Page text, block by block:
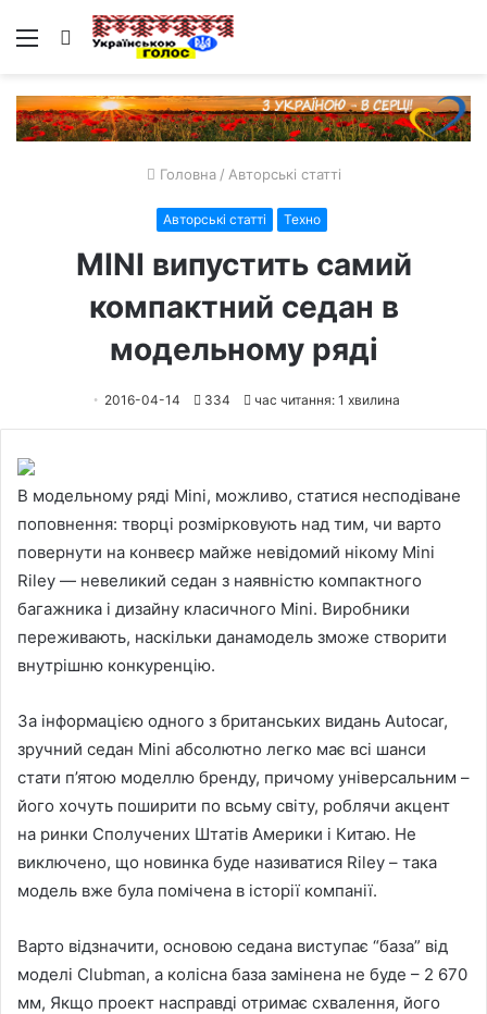
Меню Пошук
Головна / Авторські статті
Авторські статті Техно
MINI випустить самий
компактний седан в
модельному ряді
2016-04-14 334 час читання: 1 хвилина
В модельному ряді Mini, можливо, статися несподіване
поповнення: творці розмірковують над тим, чи варто
повернути на конвеєр майже невідомий нікому Mini
Riley — невеликий седан з наявністю компактного
багажника і дизайну класичного Mini. Виробники
переживають, наскільки данамодель зможе створити
внутрішню конкуренцію.
За інформацією одного з британських видань Autocar,
зручний седан Mini абсолютно легко має всі шанси
стати п’ятою моделлю бренду, причому універсальним –
його хочуть поширити по всьму світу, роблячи акцент
на ринки Сполучених Штатів Америки і Китаю. Не
виключено, що новинка буде називатися Riley – така
модель вже була помічена в історії компанії.
Варто відзначити, основою седана виступає “база” від
моделі Clubman, а колісна база замінена не буде – 2 670
мм, Якщо проект насправді отримає схвалення, його